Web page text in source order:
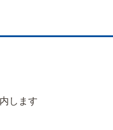
します